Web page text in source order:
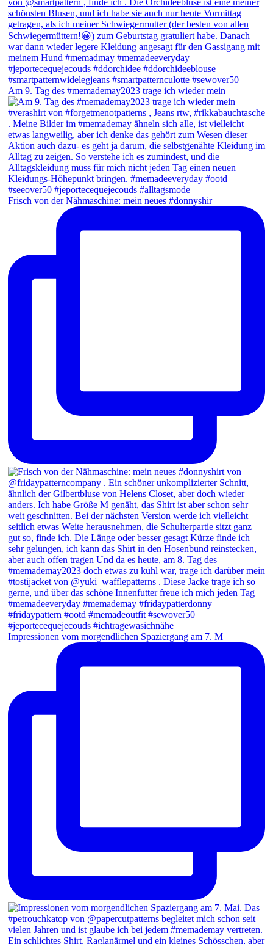
Am 9. Tag des #memademay2023 trage ich wieder mein
Frisch von der Nähmaschine: mein neues #donnyshir
Impressionen vom morgendlichen Spaziergang am 7. M